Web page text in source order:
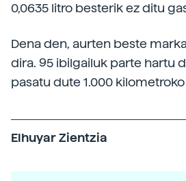
0,0635 litro besterik ez ditu
Dena den, aurten beste
dira. 95 ibilgailuk parte hartu
pasatu dute 1.000
Elhuyar Zientzia